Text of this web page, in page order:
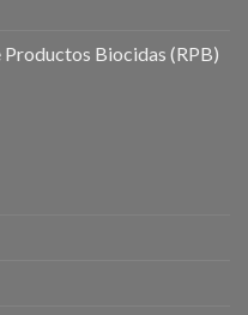
Biocidas (RPB)